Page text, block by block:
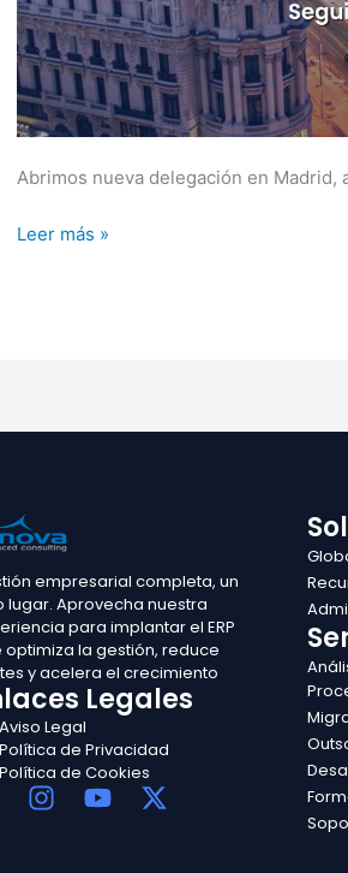
Abrimos nueva delegación en Madrid,
Leer más »
empresarial completa, un
lugar. Aprovecha nuestra
para implantar el ERP
optimiza la gestión, reduce
y acelera el crecimiento
Legales
Aviso Legal
Política de Privacidad
Política de Cookies
I
Y
X